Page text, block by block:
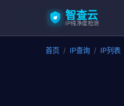
智查云
IP纯净度检测
首页 / IP查询 / IP列表